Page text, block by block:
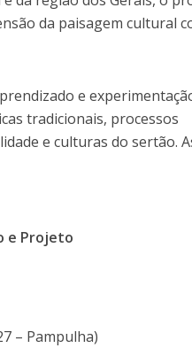
da paisagem cultural
e
tradicionais, processos
e culturas do sertão.
e Projeto
– Pampulha)